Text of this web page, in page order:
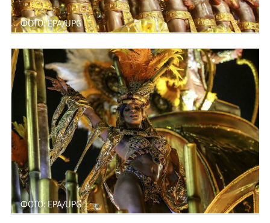
ФОТО: EPA/UPG
ФОТО: EPA/UPG